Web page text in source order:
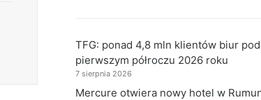
TFG: ponad 4,8 mln klientów biur
pierwszym półroczu 2026 roku
7 sierpnia 2026
Mercure otwiera nowy hotel w